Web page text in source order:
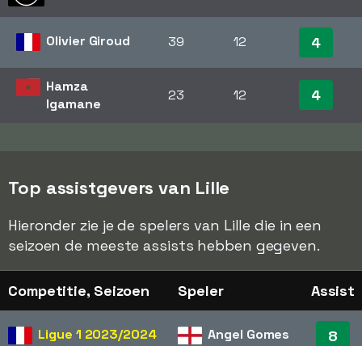
Olivier Giroud 39 12 4
Hamza
Igamane
23 12 4
Top assistgevers van Lille
Hieronder zie je de spelers van Lille die in een
seizoen de meeste assists hebben gegeven.
Competitie, Seizoen Speler Assist
Ligue 1 2023/2024 Angel Gomes 8